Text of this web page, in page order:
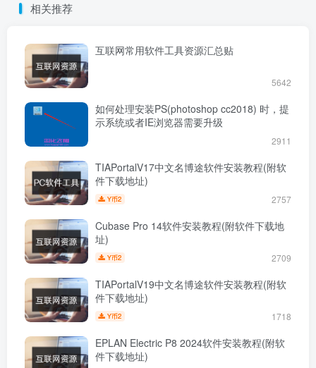
相关推荐
互联网常用软件工具资源汇总贴
5642
如何处理安装PS(photoshop cc2018) 时，提
示系统或者IE浏览器需要升级
2911
TIAPortalV17中文名博途软件安装教程(附软
件下载地址)
Y币2 2757
Cubase Pro 14软件安装教程(附软件下载地
址)
Y币2 2709
TIAPortalV19中文名博途软件安装教程(附软
件下载地址)
Y币2 1718
EPLAN Electric P8 2024软件安装教程(附软
件下载地址)